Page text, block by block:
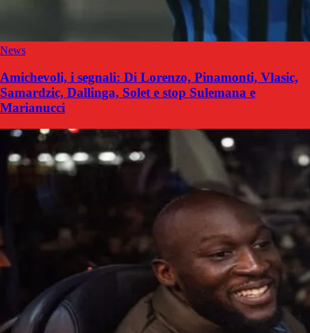
News
Amichevoli, i segnali: Di Lorenzo, Pinamonti, Vlasic,
Samardzic, Dallinga, Solet e stop Sulemana e
Marianucci